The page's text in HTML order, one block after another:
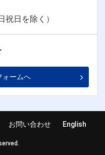
日を除く）
ォームへ
お問い合わせ English